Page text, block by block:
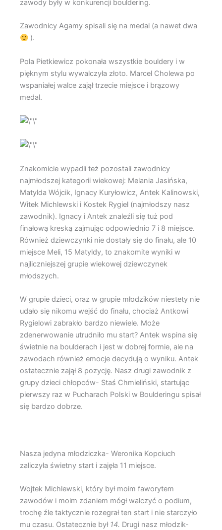
zawody były w konkurencji bouldering.
Zawodnicy Agamy spisali się na medal (a nawet dwa
).
Pola Pietkiewicz pokonała wszystkie bouldery i w
pięknym stylu wywalczyła złoto. Marcel Cholewa po
wspaniałej walce zajął trzecie miejsce i brązowy
medal.
Znakomicie wypadli też pozostali zawodnicy
najmłodszej kategorii wiekowej: Melania Jasińska,
Matylda Wójcik, Ignacy Kuryłowicz, Antek Kalinowski,
Witek Michlewski i Kostek Rygiel (najmłodszy nasz
zawodnik). Ignacy i Antek znaleźli się tuż pod
finałową kreską zajmując odpowiednio 7 i 8 miejsce.
Również dziewczynki nie dostały się do finału, ale 10
miejsce Meli, 15 Matyldy, to znakomite wyniki w
najliczniejszej grupie wiekowej dziewczynek
młodszych.
W grupie dzieci, oraz w grupie młodzików niestety nie
udało się nikomu wejść do finału, chociaż Antkowi
Rygielowi zabrakło bardzo niewiele. Może
zdenerwowanie utrudniło mu start? Antek wspina się
świetnie na boulderach i jest w dobrej formie, ale na
zawodach również emocje decydują o wyniku. Antek
ostatecznie zajął 8 pozycję. Nasz drugi zawodnik z
grupy dzieci chłopców- Staś Chmieliński, startując
pierwszy raz w Pucharach Polski w Boulderingu spisał
się bardzo dobrze.
Nasza jedyna młodziczka- Weronika Kopciuch
zaliczyła świetny start i zajęła 11 miejsce.
Wojtek Michlewski, który był moim faworytem
zawodów i moim zdaniem mógł walczyć o podium,
trochę źle taktycznie rozegrał ten start i nie starczyło
mu czasu. Ostatecznie był 14. Drugi nasz młodzik-